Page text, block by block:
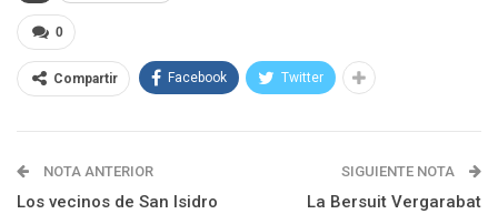
0
Compartir Facebook Twitter
NOTA ANTERIOR
Los vecinos de San Isidro
SIGUIENTE NOTA
La Bersuit Vergarabat